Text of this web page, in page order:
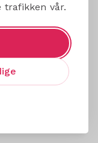
trafikken vår.